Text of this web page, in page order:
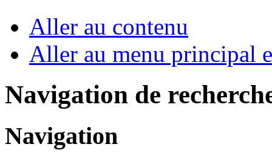
Aller au contenu
Aller au menu principal
Navigation de
Navigation